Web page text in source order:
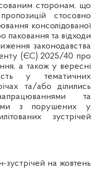
сторонам, що
стосовно
консолідованої
паковання та відходи
законодавства
(ЄС) 2025/40 про
а також у вересні
у тематичних
та/або ділились
та
з порушених у
зустрічей
зустрічей на жовтень